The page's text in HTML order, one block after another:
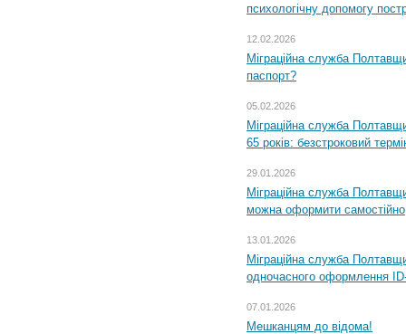
психологічну допомогу
12.02.2026
Міграційна служба
паспорт?
05.02.2026
Міграційна служба
65 років: безстроковий
29.01.2026
Міграційна служба
можна оформити самостійно
13.01.2026
Міграційна служба
одночасного оформлення
07.01.2026
Мешканцям до відома!